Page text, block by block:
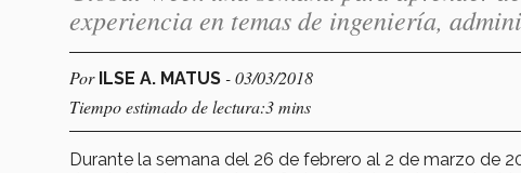
experiencia en temas de ingeniería,
Por ILSE A. MATUS - 03/03/2018
Tiempo estimado de lectura:3 mins
Durante la semana del 26 de febrero al 2 de marzo de